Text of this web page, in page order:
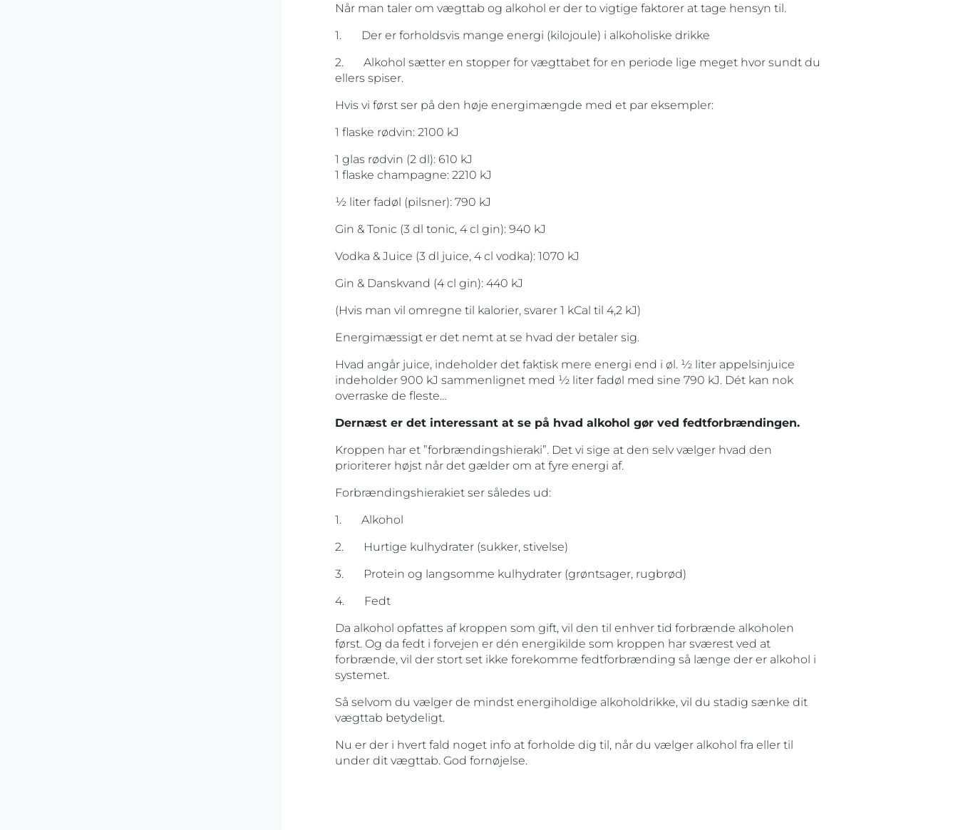
Når man taler om vægttab og alkohol er der to vigtige faktorer at tage hensyn til.
1. Der er forholdsvis mange energi (kilojoule) i alkoholiske drikke
2. Alkohol sætter en stopper for vægttabet for en periode lige meget hvor sundt du
ellers spiser.
Hvis vi først ser på den høje energimængde med et par eksempler:
1 flaske rødvin: 2100 kJ
1 glas rødvin (2 dl): 610 kJ
1 flaske champagne: 2210 kJ
½ liter fadøl (pilsner): 790 kJ
Gin & Tonic (3 dl tonic, 4 cl gin): 940 kJ
Vodka & Juice (3 dl juice, 4 cl vodka): 1070 kJ
Gin & Danskvand (4 cl gin): 440 kJ
(Hvis man vil omregne til kalorier, svarer 1 kCal til 4,2 kJ)
Energimæssigt er det nemt at se hvad der betaler sig.
Hvad angår juice, indeholder det faktisk mere energi end i øl. ½ liter appelsinjuice
indeholder 900 kJ sammenlignet med ½ liter fadøl med sine 790 kJ. Dét kan nok
overraske de fleste…
Dernæst er det interessant at se på hvad alkohol gør ved fedtforbrændingen.
Kroppen har et ”forbrændingshieraki”. Det vi sige at den selv vælger hvad den
prioriterer højst når det gælder om at fyre energi af.
Forbrændingshierakiet ser således ud:
1. Alkohol
2. Hurtige kulhydrater (sukker, stivelse)
3. Protein og langsomme kulhydrater (grøntsager, rugbrød)
4. Fedt
Da alkohol opfattes af kroppen som gift, vil den til enhver tid forbrænde alkoholen
først. Og da fedt i forvejen er dén energikilde som kroppen har sværest ved at
forbrænde, vil der stort set ikke forekomme fedtforbrænding så længe der er alkohol i
systemet.
Så selvom du vælger de mindst energiholdige alkoholdrikke, vil du stadig sænke dit
vægttab betydeligt.
Nu er der i hvert fald noget info at forholde dig til, når du vælger alkohol fra eller til
under dit vægttab. God fornøjelse.